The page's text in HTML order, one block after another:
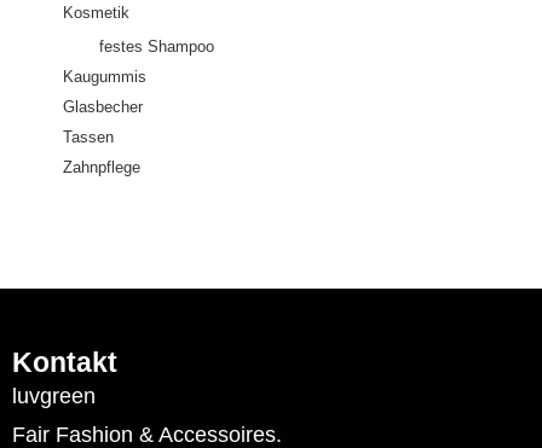
Kosmetik
festes Shampoo
Kaugummis
Glasbecher
Tassen
Zahnpflege
Kontakt
luvgreen
Fair Fashion & Accessoires.